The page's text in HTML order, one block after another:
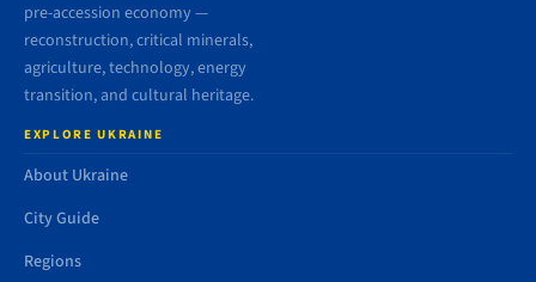
pre-accession economy —
reconstruction, critical minerals,
agriculture, technology, energy
transition, and cultural heritage.
EXPLORE UKRAINE
About Ukraine
City Guide
Regions